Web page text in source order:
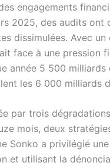
engagements
2025, des audits ont
dissimulées. Avec
face à une pression
année 5 500 milliards
les 6 000 milliards
par trois
mois, deux
Sonko a privilégié
et utilisant la